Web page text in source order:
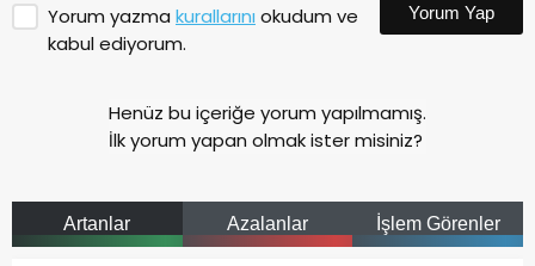
Yorum yazma kurallarını okudum ve
kabul ediyorum.
Yorum Yap
Henüz bu içeriğe yorum yapılmamış.
İlk yorum yapan olmak ister misiniz?
Artanlar Azalanlar İşlem Görenler